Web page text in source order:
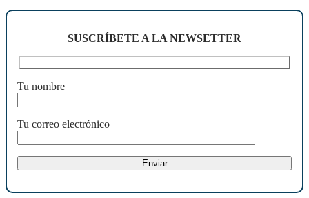
SUSCRÍBETE A LA NEWSETTER
Tu nombre
Tu correo electrónico